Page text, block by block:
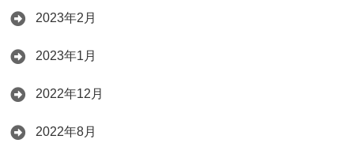
2023年2月
2023年1月
2022年12月
2022年8月